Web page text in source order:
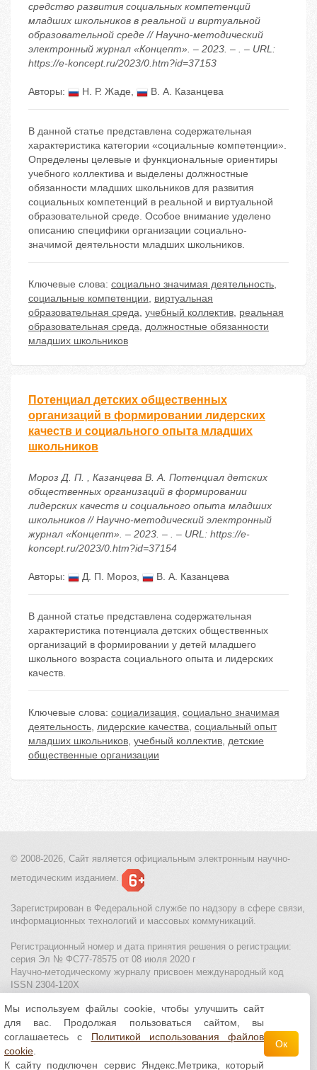
средство развития социальных компетенций
младших школьников в реальной и виртуальной
образовательной среде // Научно-методический
электронный журнал «Концепт». – 2023. – . – URL:
https://e-koncept.ru/2023/0.htm?id=37153
Авторы: Н. Р. Жаде, В. А. Казанцева
В данной статье представлена содержательная
характеристика категории «социальные компетенции».
Определены целевые и функциональные ориентиры
учебного коллектива и выделены должностные
обязанности младших школьников для развития
социальных компетенций в реальной и виртуальной
образовательной среде. Особое внимание уделено
описанию специфики организации социально-
значимой деятельности младших школьников.
Ключевые слова: социально значимая деятельность,
социальные компетенции, виртуальная
образовательная среда, учебный коллектив, реальная
образовательная среда, должностные обязанности
младших школьников
Потенциал детских общественных
организаций в формировании лидерских
качеств и социального опыта младших
школьников
Мороз Д. П. , Казанцева В. А. Потенциал детских
общественных организаций в формировании
лидерских качеств и социального опыта младших
школьников // Научно-методический электронный
журнал «Концепт». – 2023. – . – URL: https://e-
koncept.ru/2023/0.htm?id=37154
Авторы: Д. П. Мороз, В. А. Казанцева
В данной статье представлена содержательная
характеристика потенциала детских общественных
организаций в формировании у детей младшего
школьного возраста социального опыта и лидерских
качеств.
Ключевые слова: социализация, социально значимая
деятельность, лидерские качества, социальный опыт
младших школьников, учебный коллектив, детские
общественные организации
© 2008-2026, Сайт является официальным электронным научно-
методическим изданием.
Зарегистрирован в Федеральной службе по надзору в сфере связи,
информационных технологий и массовых коммуникаций.
Регистрационный номер и дата принятия решения о регистрации:
серия Эл № ФС77-78575 от 08 июля 2020 г
Научно-методическому журналу присвоен международный код
ISSN 2304-120X
МЦИТО|Школьные олимпиады и онлайн конкурсы для детей
Политика использования файлов cookie| Политика обработки и
защиты персональных данных
Все материалы доступны полицензии Creative
Мы используем файлы cookie, чтобы улучшить сайт
для вас. Продолжая пользоваться сайтом, вы
соглашаетесь с Политикой использования файлов
cookie
К сайту подключен сервис Яндекс.Метрика, который
Ок